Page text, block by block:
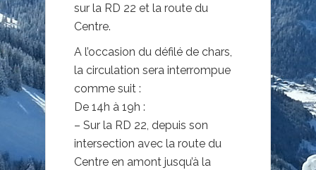
sur la RD 22 et la route du
Centre.
A l’occasion du défilé de chars,
la circulation sera interrompue
comme suit :
De 14h à 19h :
– Sur la RD 22, depuis son
intersection avec la route du
Centre en amont jusqu’à la